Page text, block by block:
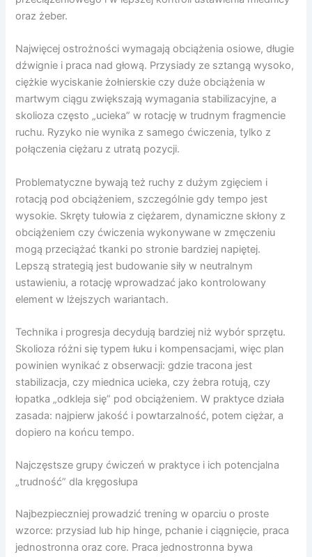
oraz żeber.
Najwięcej ostrożności wymagają obciążenia osiowe, długie
dźwignie i praca nad głową. Przysiady ze sztangą wysoko,
ciężkie wyciskanie żołnierskie czy duże obciążenia w
martwym ciągu zwiększają wymagania stabilizacyjne, a
skolioza często „ucieka” w rotację w trudnym fragmencie
ruchu. Ryzyko nie wynika z samego ćwiczenia, tylko z
połączenia ciężaru z utratą pozycji.
Problematyczne bywają też ruchy z dużym zgięciem i
rotacją pod obciążeniem, szczególnie gdy tempo jest
wysokie. Skręty tułowia z ciężarem, dynamiczne skłony z
obciążeniem czy ćwiczenia wykonywane w zmęczeniu
mogą przeciążać tkanki po stronie bardziej napiętej.
Lepszą strategią jest budowanie siły w neutralnym
ustawieniu, a rotację wprowadzać jako kontrolowany
element w lżejszych wariantach.
Technika i progresja decydują bardziej niż wybór sprzętu.
Skolioza różni się typem łuku i kompensacjami, więc plan
powinien wynikać z obserwacji: gdzie tracona jest
stabilizacja, czy miednica ucieka, czy żebra rotują, czy
łopatka „odkleja się” pod obciążeniem. W praktyce działa
zasada: najpierw jakość i powtarzalność, potem ciężar, a
dopiero na końcu tempo.
Najczęstsze grupy ćwiczeń w praktyce i ich potencjalna
„trudność” dla kręgosłupa
Najbezpieczniej prowadzić trening w oparciu o proste
wzorce: przysiad lub hip hinge, pchanie i ciągnięcie, praca
jednostronna oraz core. Praca jednostronna bywa